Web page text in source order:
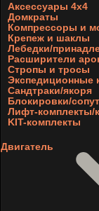
Аксессуары 4х4
Домкраты
Компрессоры и
Крепеж и шаклы
Лебедки/
Расширители
Стропы и тросы
Экспедиционные
Сандтраки/якоря
Блокировки/
Лифт-комплекты/
KIT-комплекты
Двигатель